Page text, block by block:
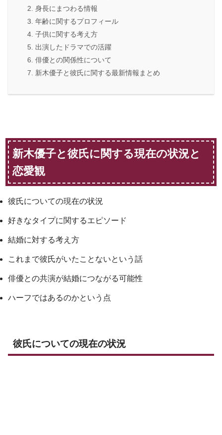
身長にまつわる情報
年齢に関するプロフィール
子供に関する考え方
出演したドラマでの活躍
俳優との関係性について
新木優子と彼氏に関する最新情報まとめ
新木優子と彼氏に関する現在の状況と
恋愛観
彼氏についての現在の状況
好きなタイプに関するエピソード
結婚に対する考え方
これまで彼氏がいたことないという話
俳優との共演が結婚につながる可能性
ハーフではあるのかという点
彼氏についての現在の状況